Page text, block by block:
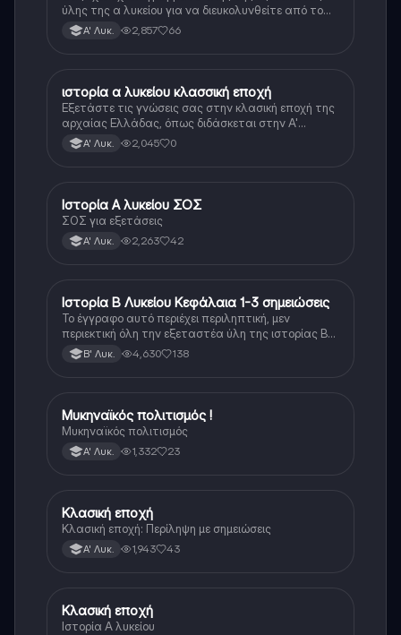
ύλης της α λυκείου για να διευκολυνθείτε από το
τεράστιο βάρος του βιβλίου
Α' Λυκ. 2,857 66
Ιστορία
ιστορία α λυκείου κλασσική εποχή
Εξετάστε τις γνώσεις σας στην κλασική εποχή της
αρχαίας Ελλάδας, όπως διδάσκεται στην Α'
Λυκείου.Α' Λυκ. 2,045 0
Ιστορία
Ιστορία Α λυκείου ΣΟΣ
ΣΟΣ για εξετάσεις
Α' Λυκ. 2,263 42
Ιστορία
Ιστορία Β Λυκείου Κεφάλαια 1-3 σημειώσεις
Το έγγραφο αυτό περιέχει περιληπτική, μεν
περιεκτική όλη την εξεταστέα ύλη της ιστορίας Β
λυκείου για τα πρώτα 3 Κεφάλαια, δηλαδή την
μισή ύλη. Το έγγραφο έχει γραφτεί με προσοχή και
Β' Λυκ. 4,630 138
Ιστορία
Μυκηναϊκός πολιτισμός !
Μυκηναϊκός πολιτισμός
Α' Λυκ. 1,332 23
Ιστορία
Κλασική εποχή
Κλασική εποχή: Περίληψη με σημειώσεις
Α' Λυκ. 1,943 43
Ιστορία
Κλασική εποχή
Ιστορία Α λυκείου